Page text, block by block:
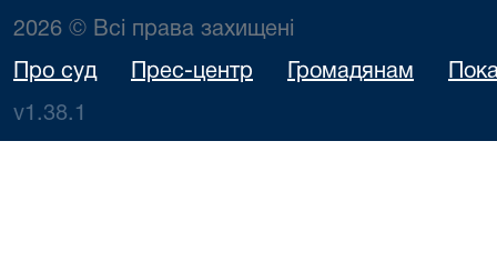
2026 © Всі права захищені
Про суд Прес-центр Громадянам
v1.38.1